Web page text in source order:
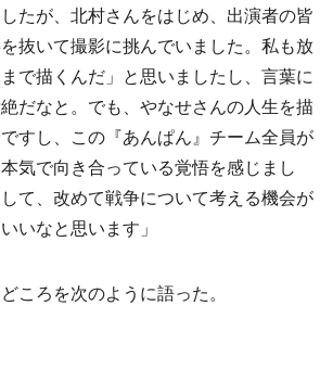
たが、北村さんをはじめ、出演者の皆
抜いて撮影に挑んでいました。私も放
で描くんだ」と思いましたし、言葉に
だなと。でも、やなせさんの人生を描
すし、この『あんぱん』チーム全員が
気で向き合っている覚悟を感じまし
て、改めて戦争について考える機会が
いなと思います」
ころを次のように語った。